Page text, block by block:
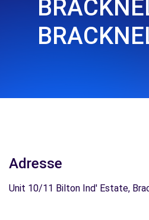
Adresse
Unit 10/11 Bilton Ind' Estate,